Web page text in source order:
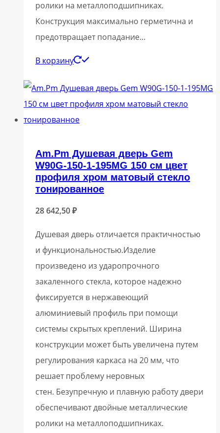
ролики на металлоподшипниках.
Конструкция максимально герметична и
предотвращает попадание…
В корзину
Am.Pm Душевая дверь Gem
W90G-150-1-195MG 150 см цвет
профиля хром матовый стекло
тонированное
28 642,50₽
Душевая дверь отличается практичностью
и функциональностью.Изделие
произведено из ударопрочного
закаленного стекла, которое надежно
фиксируется в нержавеющий
алюминиевый профиль при помощи
системы скрытых креплений. Ширина
конструкции может быть увеличена путем
регулирования каркаса на 20 мм, что
решает проблему неровных
стен. Безупречную и плавную работу двери
обеспечивают двойные металлические
ролики на металлоподшипниках.